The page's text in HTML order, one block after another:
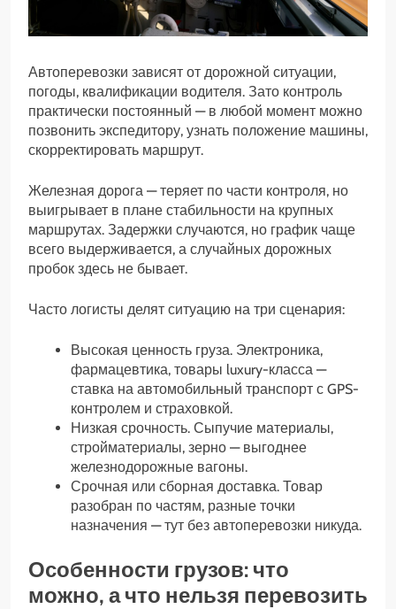
Автоперевозки зависят от дорожной ситуации,
погоды, квалификации водителя. Зато контроль
практически постоянный — в любой момент можно
позвонить экспедитору, узнать положение машины,
скорректировать маршрут.
Железная дорога — теряет по части контроля, но
выигрывает в плане стабильности на крупных
маршрутах. Задержки случаются, но график чаще
всего выдерживается, а случайных дорожных
пробок здесь не бывает.
Часто логисты делят ситуацию на три сценария:
Высокая ценность груза. Электроника,
фармацевтика, товары luxury-класса —
ставка на автомобильный транспорт с GPS-
контролем и страховкой.
Низкая срочность. Сыпучие материалы,
стройматериалы, зерно — выгоднее
железнодорожные вагоны.
Срочная или сборная доставка. Товар
разобран по частям, разные точки
назначения — тут без автоперевозки никуда.
Особенности грузов: что
можно, а что нельзя перевозить